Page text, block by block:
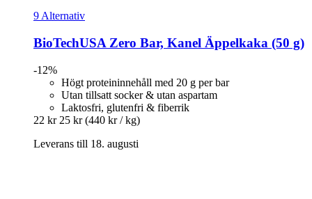
9 Alternativ
BioTechUSA Zero Bar, Kanel Äppelkaka (50 g)
-12%
Högt proteininnehåll med 20 g per bar
Utan tillsatt socker & utan aspartam
Laktosfri, glutenfri & fiberrik
22 kr 25 kr (440 kr / kg)
Leverans till 18. augusti